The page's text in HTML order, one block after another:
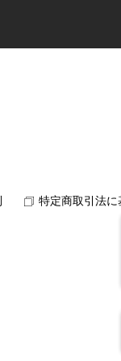
特定商取引法